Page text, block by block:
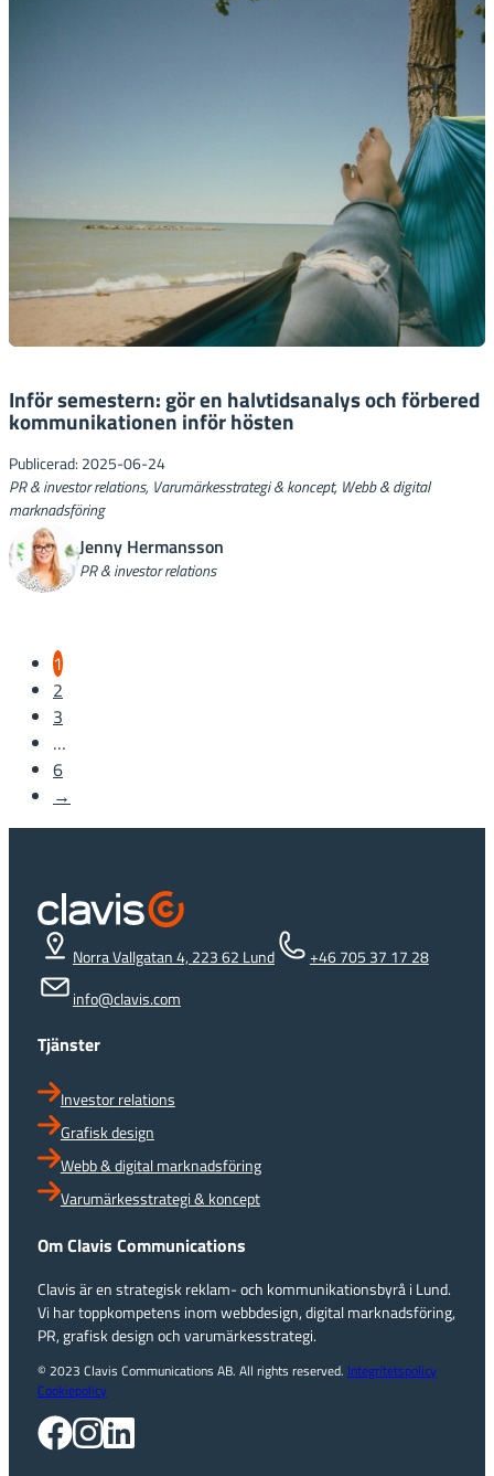
Inför semestern: gör en halvtidsanalys och förbered
kommunikationen inför hösten
Publicerad: 2025-06-24
PR & investor relations, Varumärkesstrategi & koncept, Webb & digital
marknadsföring
Jenny Hermansson
PR & investor relations
1
2
3
…
6
→
Norra Vallgatan 4, 223 62 Lund
+46 705 37 17 28
info@clavis.com
Tjänster
Investor relations
Grafisk design
Webb & digital marknadsföring
Varumärkesstrategi & koncept
Om Clavis Communications
Clavis är en strategisk reklam- och kommunikationsbyrå i Lund.
Vi har toppkompetens inom webbdesign, digital marknadsföring,
PR, grafisk design och varumärkesstrategi.
© 2023 Clavis Communications AB. All rights reserved. Integritetspolicy
Cookiepolicy